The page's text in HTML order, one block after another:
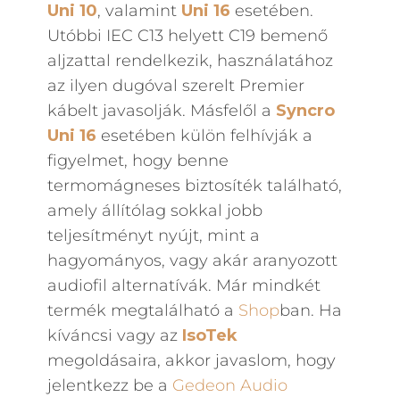
Uni 10, valamint Uni 16 esetében.
Utóbbi IEC C13 helyett C19 bemenő
aljzattal rendelkezik, használatához
az ilyen dugóval szerelt Premier
kábelt javasolják. Másfelől a Syncro
Uni 16 esetében külön felhívják a
figyelmet, hogy benne
termomágneses biztosíték található,
amely állítólag sokkal jobb
teljesítményt nyújt, mint a
hagyományos, vagy akár aranyozott
audiofil alternatívák. Már mindkét
termék megtalálható a Shopban. Ha
kíváncsi vagy az IsoTek
megoldásaira, akkor javaslom, hogy
jelentkezz be a Gedeon Audio